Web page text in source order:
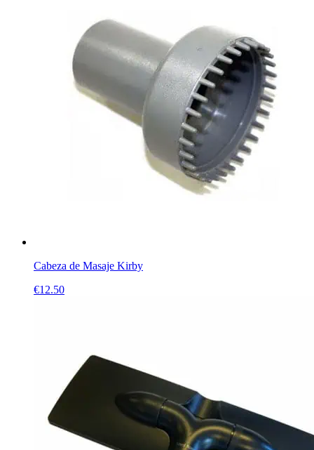
Cabeza de Masaje Kirby
€12.50